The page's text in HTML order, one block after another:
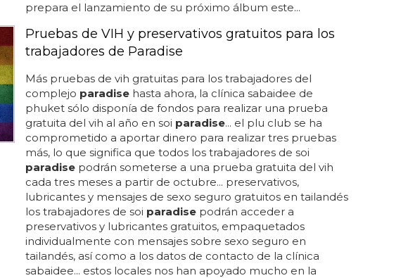
prepara el lanzamiento de su próximo álbum este...
Pruebas de VIH y preservativos gratuitos para los
trabajadores de Paradise
Más pruebas de vih gratuitas para los trabajadores del
complejo paradisehasta ahora, la clínica sabaidee de
phuket sólo disponía de fondos para realizar una prueba
gratuita del vih al año en soi paradise... el plu club se ha
comprometido a aportar dinero para realizar tres pruebas
más, lo que significa que todos los trabajadores de soi
paradisepodrán someterse a una prueba gratuita del vih
cada tres meses a partir de octubre... preservativos,
lubricantes y mensajes de sexo seguro gratuitos en tailandés
los trabajadores de soi paradisepodrán acceder a
preservativos y lubricantes gratuitos, empaquetados
individualmente con mensajes sobre sexo seguro en
tailandés, así como a los datos de contacto de la clínica
sabaidee... estos locales nos han apoyado mucho en la